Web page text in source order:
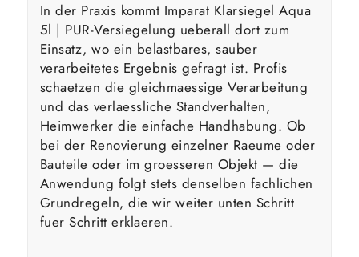
In der Praxis kommt Imparat Klarsiegel Aqua
5l | PUR-Versiegelung ueberall dort zum
Einsatz, wo ein belastbares, sauber
verarbeitetes Ergebnis gefragt ist. Profis
schaetzen die gleichmaessige Verarbeitung
und das verlaessliche Standverhalten,
Heimwerker die einfache Handhabung. Ob
bei der Renovierung einzelner Raeume oder
Bauteile oder im groesseren Objekt — die
Anwendung folgt stets denselben fachlichen
Grundregeln, die wir weiter unten Schritt
fuer Schritt erklaeren.